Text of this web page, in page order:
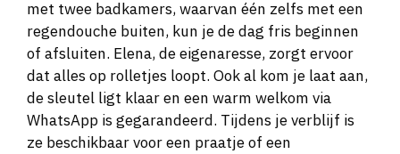
met twee badkamers, waarvan één zelfs met een
regendouche buiten, kun je de dag fris beginnen
of afsluiten. Elena, de eigenaresse, zorgt ervoor
dat alles op rolletjes loopt. Ook al kom je laat aan,
de sleutel ligt klaar en een warm welkom via
WhatsApp is gegarandeerd. Tijdens je verblijf is
ze beschikbaar voor een praatje of een